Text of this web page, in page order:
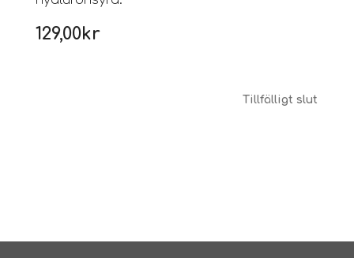
129,00kr
Tillfälligt slut